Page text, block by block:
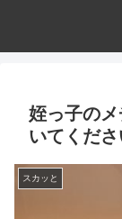
姪っ子の
いてくだ
スカッと